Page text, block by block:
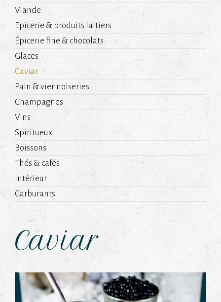
Viande
Epicerie & produits laitiers
Épicerie fine & chocolats
Glaces
Caviar
Pain & viennoiseries
Champagnes
Vins
Spiritueux
Boissons
Thés & cafés
Intérieur
Carburants
Caviar